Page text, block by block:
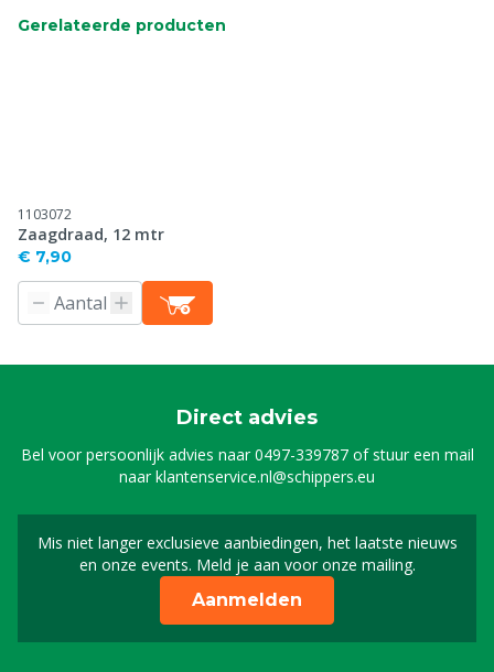
Gerelateerde producten
1103072
Zaagdraad, 12 mtr
€ 7,90
Direct advies
Bel voor persoonlijk advies naar0497-339787of stuur een mail
naarklantenservice.nl@schippers.eu
Mis niet langer exclusieve aanbiedingen, het laatste nieuws
en onze events. Meld je aan voor onze mailing.
Schrijf je in voor onze
Aanmelden